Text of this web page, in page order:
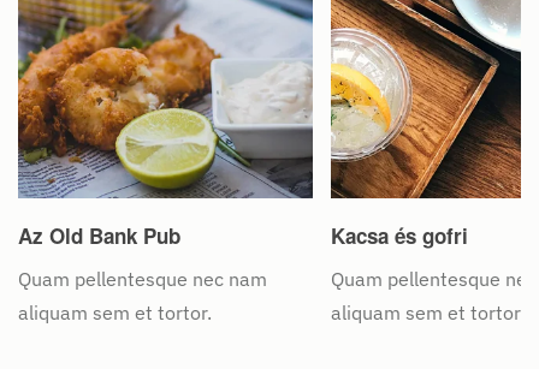
Az Old Bank Pub
Quam pellentesque nec nam
aliquam sem et tortor.
Kacsa és gofri
Quam pellentesque
aliquam sem et tortor.